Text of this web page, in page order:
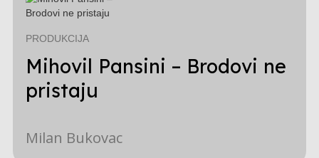
PRODUKCIJA
Mihovil Pansini – Brodovi ne
pristaju
Milan Bukovac